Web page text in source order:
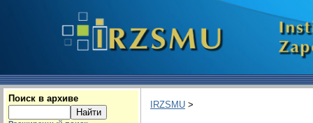
Поиск в архиве
IRZSMU >